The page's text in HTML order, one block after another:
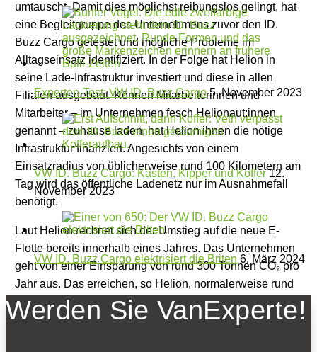
umtauscht. Damit dies möglichst reibungslos gelingt, hat
eine Begleitgruppe des Unternehmens zuvor den ID.
Buzz Cargo getestet und mögliche Probleme im
Alltagseinsatz identifiziert. In der Folge hat Helion in
seine Lade-Infrastruktur investiert und diese in allen
Filialen ausgebaut. Können Mitarbeiterinnen und
Mitarbeiter – im Unternehmen fesch Helionaut:innen
genannt – zuhause laden, hat Helion ihnen die nötige
Infrastruktur finanziert. Angesichts von einem
Einsatzradius von üblicherweise rund 100 Kilometern am
Tag wird das öffentliche Ladenetz nur im Ausnahmefall
benötigt.
Laut Helion rechnet sich der Umstieg auf die neue E-
Flotte bereits innerhalb eines Jahres. Das Unternehmen
geht von einer Einsparung von rund 300 Tonnen CO₂ pro
Jahr aus. Das erreichen, so Helion, normalerweise rund
24 000 Bäume.
Experten-Test: VW ID. Buzz Cargo5. November 2023
VW ID. Buzz Cargo: Kästen, Kipper und Koffer12.
November 2023
VW ID. Buzz Cargo elektrisiert die Briten 6. März 2024
Werden Sie VanExperte!